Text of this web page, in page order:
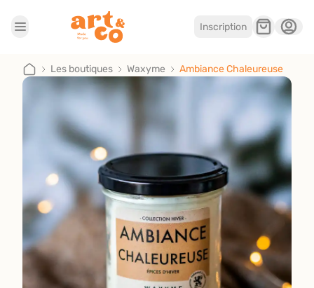
Inscription
Les boutiques
Je suis artisan
Les boutiques Waxyme Ambiance Chaleureuse